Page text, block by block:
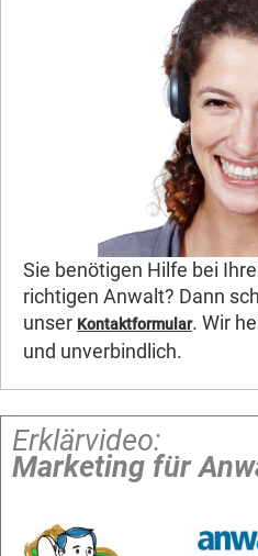
Sie benötigen Hilfe bei
richtigen Anwalt? Dann
unser Kontaktformular. Wir
und unverbindlich.
Erklärvideo:
Marketing für